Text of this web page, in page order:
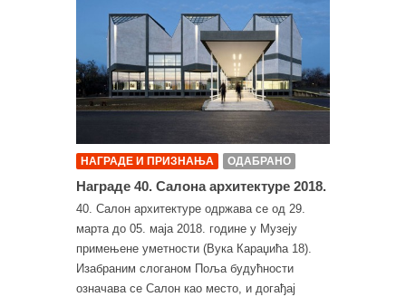
НАГРАДЕ И ПРИЗНАЊА ОДАБРАНО
Награде 40. Салона архитектуре 2018.
40. Салон архитектуре одржава се од 29.
марта до 05. маја 2018. године у Музеју
примењене уметности (Вука Караџића 18).
Изабраним слоганом Поља будућности
означава се Салон као место, и догађај